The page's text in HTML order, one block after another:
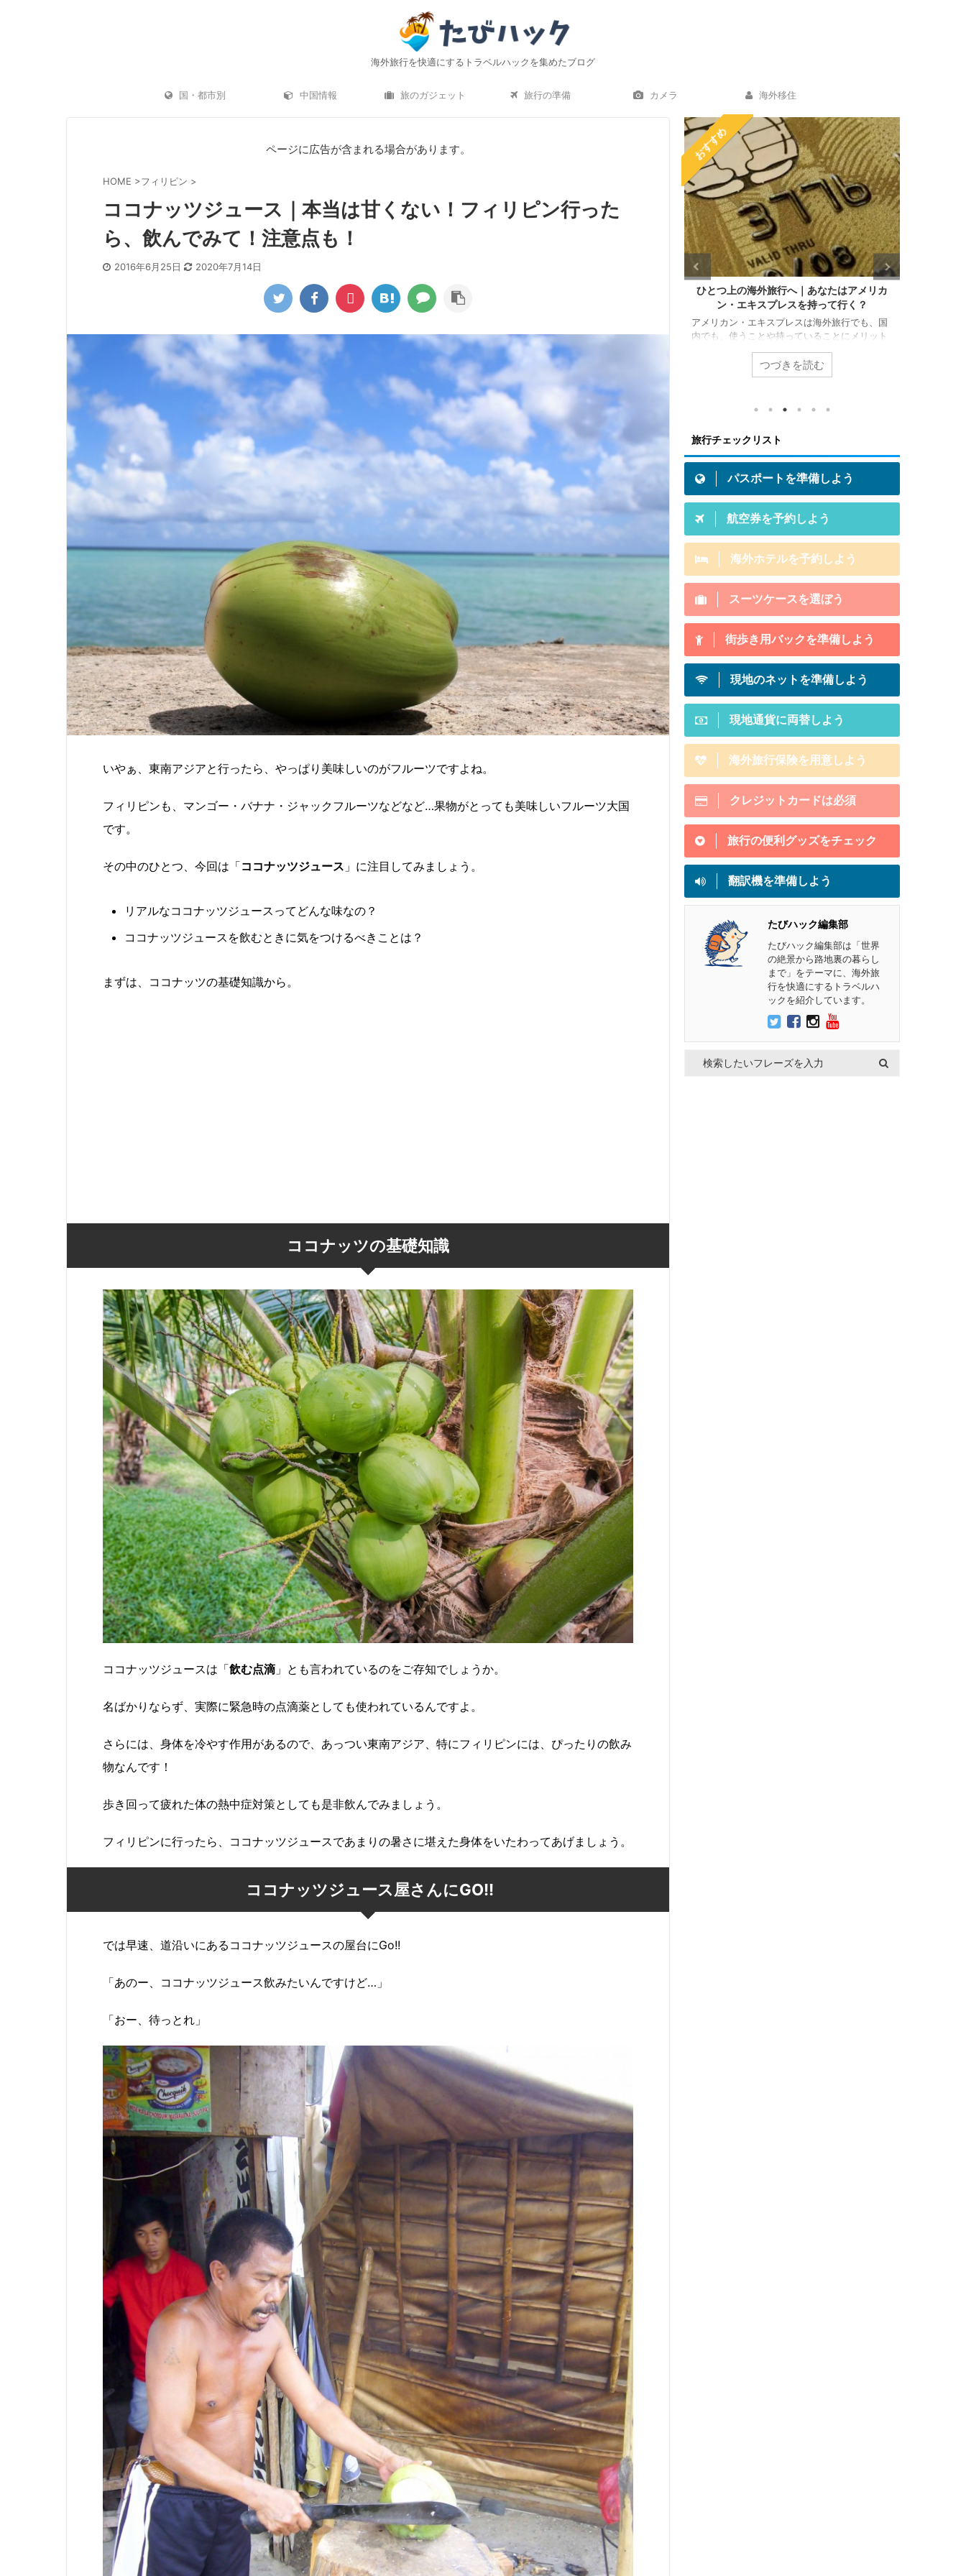
海外旅行を快適にするトラベルハックを集めたブログ
国・都市別 中国情報 旅のガジェット 旅行の準備 カメラ 海外移住
ページに広告が含まれる場合があります。
HOME >フィリピン >
ココナッツジュース｜本当は甘くない！フィリピン行った
ら、飲んでみて！注意点も！
2016年6月25日 2020年7月14日
いやぁ、東南アジアと行ったら、やっぱり美味しいのがフルーツですよね。
フィリピンも、マンゴー・バナナ・ジャックフルーツなどなど…果物がとっても美味しいフルーツ大国
です。
その中のひとつ、今回は「ココナッツジュース 」に注目してみましょう。
リアルなココナッツジュースってどんな味なの？
ココナッツジュースを飲むときに気をつけるべきことは？
まずは、ココナッツの基礎知識から。
ココナッツの基礎知識
ココナッツジュースは「飲む点滴 」とも言われているのをご存知でしょうか。
名ばかりならず、実際に緊急時の点滴薬としても使われているんですよ。
さらには、身体を冷やす作用があるので、あっつい東南アジア、特にフィリピンには、ぴったりの飲み
物なんです！
歩き回って疲れた体の熱中症対策としても是非飲んでみましょう。
フィリピンに行ったら、ココナッツジュースであまりの暑さに堪えた身体をいたわってあげましょう。
ココナッツジュース屋さんにGO!!
では早速、道沿いにあるココナッツジュースの屋台にGo!!
「あのー、ココナッツジュース飲みたいんですけど…」
「おー、待っとれ」
おすすめ
先日9月3日に発売されたばかりのアクションカ
メラ「AKASO Brave 7 LE」をレビューしま
す。 こちらは、欧米のAmazonでランキング1
位、年間50万台以上売り上げている
「AKASO」ブランドの最上位機種です。
「GoProの約3分の1の価格で、かなりの高性
能！」 そのスペックに嘘偽りはないのか？サン
プルを提供いただきガッツリ使ってみました。
本記事では、実際に使って感じたことをもとに
気になる疑問を一つずつ解説していきます。
「AKASO Brave 7 LE」ってどんなカメラ？ 格
安だけど性能 ...
つづきを読む
ゴープロ（GoPro）水中撮影レビュー｜海
水浴に GoPro はおすすめ？初心者でも使い
アクションカメラの分野で絶大な人気を誇る
GoPro。 GoPro 興味あるけど初心者でも使い
方は簡単？ 水中でも使えるの？海で使ってみた
いんだけど耐久性は大丈夫？ 他のアクションカ
メラとどう違うの？ 僕が購入してから５年間実
際に使ってみて感じる良い点と残念な点を書い
てみたいと思います。 2019.5.17追記 DJIから、
ブレない最強のアクションカム「Osmo
Action」が発表されました。 こちらは、GoPro
よりも価格が安く、手ぶれ補正などの性能が良
いので、現時点で一番オススメの水中カメラで
つづきを読む
に更新しました。 政府が支援する「Go To キャ
ンペーン」の話もだいぶ具体的に出てきました
ね。 これから夏の季節、国内旅行に出かける方
も多いと思います。 旅行に行くにあたって、飛
行機の中に持ち込む荷物の重量と大きさを知っ
ておくことは大切です。 もし機内持ち込みでき
るサイズをオーバーしてしまうと、預け荷物と
して預けることになり、高額な追加料金が発生
してしまいます。 近年特に、重量チェックの厳
しいLCC路線も増えてきているので注意が必要
です。 せっかく「G ...
つづきを読む
ひとつ上の海外旅行へ｜あなたはアメリカ
ン・エキスプレスを持って行く？
アメリカン・エキスプレスは海外旅行でも、国
内でも、使うことや持っていることにメリット
ン・エキスプレスが提供している特典（海外旅
行保険や提携ホテル無料宿泊など）は持ってい
ドを持って旅行に行くメリットがあるか否かの
参考記事です。 結論から言うと「これまでの海
外旅行をグレードアップさせるクレカ」それが
アメ ...
つづきを読む
旅行チェックリスト
パスポートを準備しよう
航空券を予約しよう
海外ホテルを予約しよう
スーツケースを選ぼう
街歩き用バックを準備しよう
現地のネットを準備しよう
現地通貨に両替しよう
海外旅行保険を用意しよう
クレジットカードは必須
旅行の便利グッズをチェック
翻訳機を準備しよう
たびハック編集部
たびハック編集部は「世界
の絶景から路地裏の暮らし
まで」をテーマに、海外旅
行を快適にするトラベルハ
ックを紹介しています。